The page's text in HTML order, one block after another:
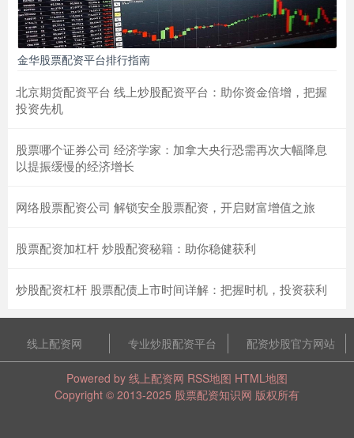
金华股票配资平台排行指南
北京期货配资平台 线上炒股配资平台：助你资金倍增，把握
投资先机
股票哪个证券公司 经济学家：加拿大央行恐需再次大幅降息
以提振缓慢的经济增长
网络股票配资公司 解锁安全股票配资，开启财富增值之旅
股票配资加杠杆 炒股配资秘籍：助你稳健获利
炒股配资杠杆 股票配债上市时间详解：把握时机，投资获利
线上配资网 专业炒股配资平台 配资炒股官方网站
Powered by 线上配资网 RSS地图 HTML地图
Copyright © 2013-2025 股票配资知识网 版权所有